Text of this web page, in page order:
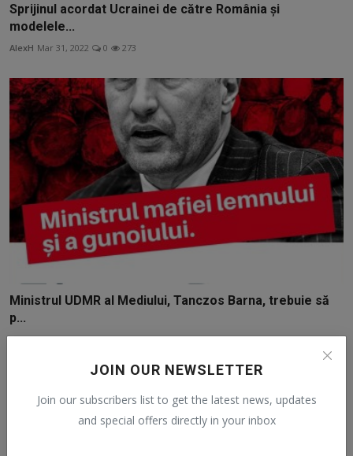
JOIN OUR NEWSLETTER
Join our subscribers list to get the latest news, updates
and special offers directly in your inbox
Sprijinul acordat Ucrainei de către România și
modelele...
AlexH Mar 31, 2022 0 273
Ministrul UDMR al Mediului, Tanczos Barna, trebuie să
p...
AlexH Apr 5, 2022 0 269